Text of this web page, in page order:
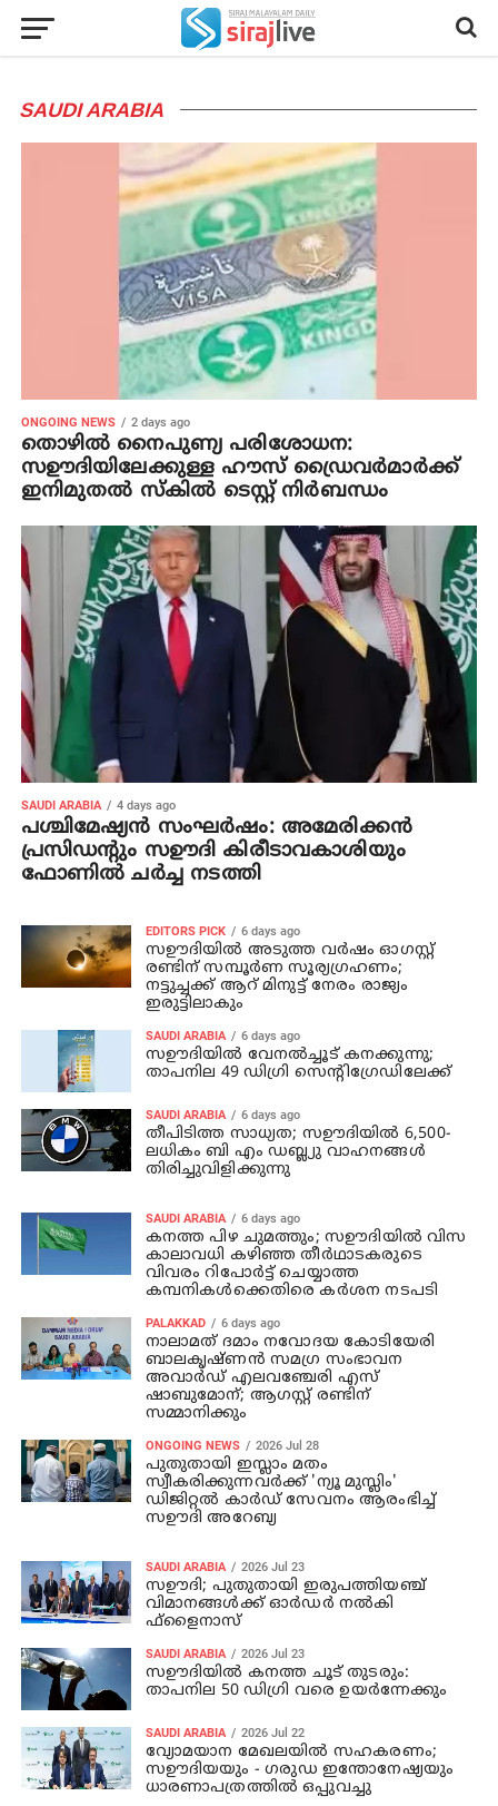
SAUDI ARABIA
ONGOING NEWS 2 days ago
തൊഴില്‍ നൈപുണ്യ പരിശോധന:
സഊദിയിലേക്കുള്ള ഹൗസ് ഡ്രൈവര്‍മാര്‍ക്ക്
ഇനിമുതല്‍ സ്‌കില്‍ ടെസ്റ്റ് നിര്‍ബന്ധം
SAUDI ARABIA 4 days ago
പശ്ചിമേഷ്യന്‍ സംഘര്‍ഷം: അമേരിക്കന്‍
പ്രസിഡന്റും സഊദി കിരീടാവകാശിയും
ഫോണില്‍ ചര്‍ച്ച നടത്തി
EDITORS PICK 6 days ago
സഊദിയിൽ അടുത്ത വർഷം ഓഗസ്റ്റ്
രണ്ടിന് സമ്പൂർണ സൂര്യഗ്രഹണം;
നട്ടുച്ചക്ക് ആറ് മിനുട്ട് നേരം രാജ്യം
ഇരുട്ടിലാകും
SAUDI ARABIA 6 days ago
സഊദിയില്‍ വേനല്‍ച്ചൂട് കനക്കുന്നു;
താപനില 49 ഡിഗ്രി സെന്റിഗ്രേഡിലേക്ക്
SAUDI ARABIA 6 days ago
തീപിടിത്ത സാധ്യത; സഊദിയില്‍ 6,500-
ലധികം ബി എം ഡബ്ല്യു വാഹനങ്ങള്‍
തിരിച്ചുവിളിക്കുന്നു
SAUDI ARABIA 6 days ago
കനത്ത പിഴ ചുമത്തും; സഊദിയില്‍ വിസ
കാലാവധി കഴിഞ്ഞ തീര്‍ഥാടകരുടെ
വിവരം റിപോര്‍ട്ട് ചെയ്യാത്ത
കമ്പനികള്‍ക്കെതിരെ കര്‍ശന നടപടി
PALAKKAD 6 days ago
നാലാമത് ദമാം നവോദയ കോടിയേരി
ബാലകൃഷ്ണന്‍ സമഗ്ര സംഭാവന
അവാര്‍ഡ് എലവഞ്ചേരി എസ്
ഷാബുമോന്; ആഗസ്റ്റ് രണ്ടിന്
സമ്മാനിക്കും
ONGOING NEWS 2026 Jul 28
പുതുതായി ഇസ്ലാം മതം
സ്വീകരിക്കുന്നവർക്ക് 'ന്യൂ മുസ്ലിം'
ഡിജിറ്റൽ കാർഡ് സേവനം ആരംഭിച്ച്
സഊദി അറേബ്യ
SAUDI ARABIA 2026 Jul 23
സഊദി; പുതുതായി ഇരുപത്തിയഞ്ച്
വിമാനങ്ങള്‍ക്ക് ഓര്‍ഡര്‍ നല്‍കി
ഫ്ളൈനാസ്
SAUDI ARABIA 2026 Jul 23
സഊദിയിൽ കനത്ത ചൂട് തുടരും:
താപനില 50 ഡിഗ്രി വരെ ഉയർന്നേക്കും
SAUDI ARABIA 2026 Jul 22
വ്യോമയാന മേഖലയിൽ സഹകരണം;
സഊദിയയും - ഗരുഡ ഇന്തോനേഷ്യയും
ധാരണാപത്രത്തിൽ ഒപ്പുവച്ചു